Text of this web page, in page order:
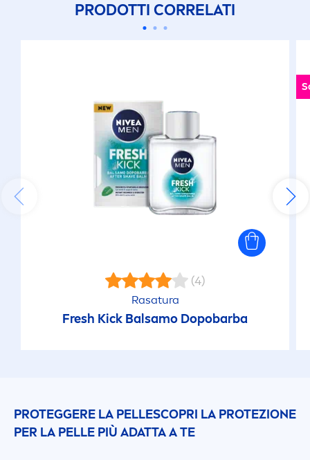
PRODOTTI CORRELATI
(4)
Rasatura
Fresh Kick Balsamo Dopobarba
PROTEGGERE LA PELLESCOPRI LA PROTEZIONE
PER LA PELLE PIÙ ADATTA A TE